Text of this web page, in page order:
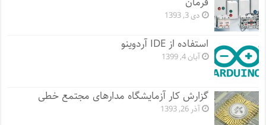
دی 3, 1393
استفاده از IDE آردوینو
آبان 4, 1399
گزارش کار آزمایشگاه مدارهای مجتمع خطی
آذر 26, 1393